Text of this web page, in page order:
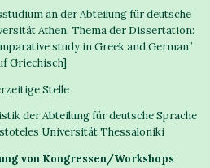
an der Abteilung für deutsche
Athen. Thema der Dissertation:
study in Greek and German”
Griechisch]
Stelle
Abteilung für deutsche Sprache
Universität Thessaloniki
von Kongressen/Workshops